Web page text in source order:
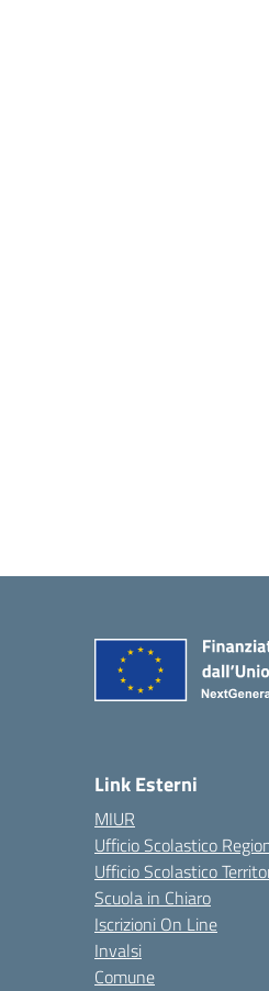
Link Esterni
MIUR
Ufficio Scolastico
Ufficio Scolastico
Scuola in Chiaro
Iscrizioni On Line
Invalsi
Comune